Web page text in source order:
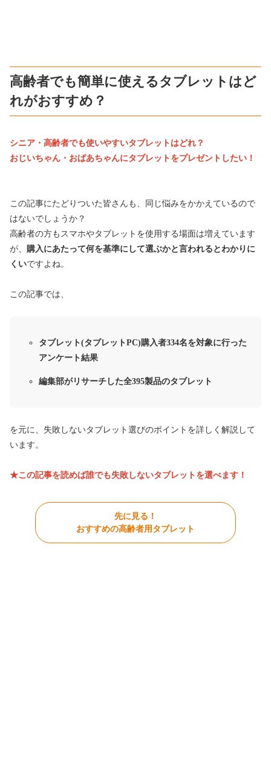
高齢者でも簡単に使えるタブレットはど
れがおすすめ？
シニア・高齢者でも使いやすいタブレットはどれ？
おじいちゃん・おばあちゃんにタブレットをプレゼントしたい！
この記事にたどりついた皆さんも、同じ悩みをかかえているので
はないでしょうか？
高齢者の方もスマホやタブレットを使用する場面は増えています
が、 購入にあたって何を基準にして選ぶかと言われるとわかりに
くいですよね。
この記事では、
タブレット(タブレットPC)購入者334名を対象に行った
アンケート結果
編集部がリサーチした全395製品のタブレット
を元に、失敗しないタブレット選びのポイントを詳しく解説して
います。
★この記事を読めば誰でも失敗しないタブレットを選べます！
先に見る！
おすすめの高齢者用タブレット